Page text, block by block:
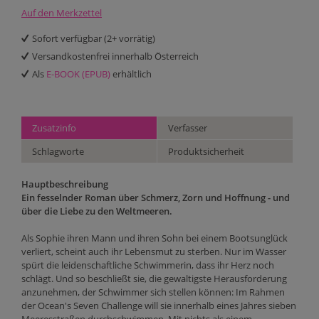
Auf den Merkzettel
Sofort verfügbar (2+ vorrätig)
Versandkostenfrei innerhalb Österreich
Als E-BOOK (EPUB) erhältlich
Zusatzinfo
Verfasser
Schlagworte
Produktsicherheit
Hauptbeschreibung
Ein fesselnder Roman über Schmerz, Zorn und Hoffnung - und
über die Liebe zu den Weltmeeren.
Als Sophie ihren Mann und ihren Sohn bei einem Bootsunglück
verliert, scheint auch ihr Lebensmut zu sterben. Nur im Wasser
spürt die leidenschaftliche Schwimmerin, dass ihr Herz noch
schlägt. Und so beschließt sie, die gewaltigste Herausforderung
anzunehmen, der Schwimmer sich stellen können: Im Rahmen
der Ocean's Seven Challenge will sie innerhalb eines Jahres sieben